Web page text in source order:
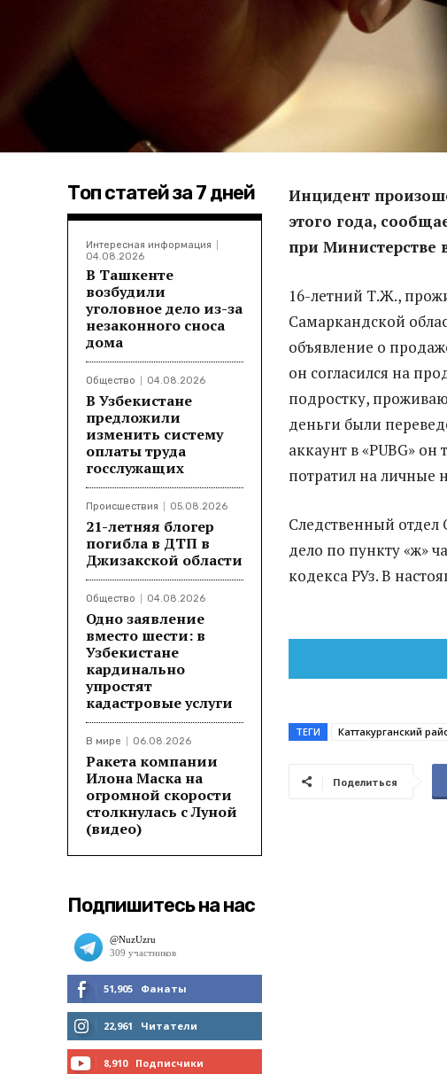
Топ статей за 7 дней
Интересная информация
04.08.2026
В Ташкенте
возбудили
уголовное дело из-за
незаконного сноса
дома
Общество 04.08.2026
В Узбекистане
предложили
изменить систему
оплаты труда
госслужащих
Происшествия 05.08.2026
21-летняя блогер
погибла в ДТП в
Джизакской области
Общество 04.08.2026
Одно заявление
вместо шести: в
Узбекистане
кардинально
упростят
кадастровые услуги
В мире 06.08.2026
Ракета компании
Илона Маска на
огромной скорости
столкнулась с Луной
(видео)
Подпишитесь на нас
51,905 Фанаты
МНЕ НРАВИТСЯ
22,961 Читатели
8,910 Подписчики
Инцидент
этого года,
при Министерстве
16-летний Т.Ж.,
Самаркандской
объявление о
он согласился на
подростку,
деньги были
аккаунт в «PUBG»
потратил на личные
Следственный отдел
дело по пункту «ж»
кодекса РУз. В
ТЕГИ Каттакурганский
Поделиться